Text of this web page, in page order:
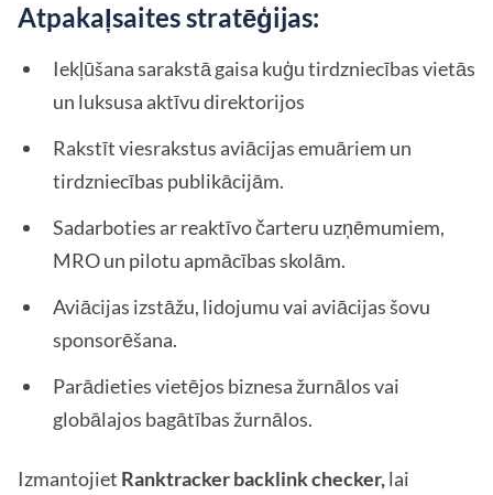
Atpakaļsaites stratēģijas:
Iekļūšana sarakstā gaisa kuģu tirdzniecības vietās
un luksusa aktīvu direktorijos
Rakstīt viesrakstus aviācijas emuāriem un
tirdzniecības publikācijām.
Sadarboties ar reaktīvo čarteru uzņēmumiem,
MRO un pilotu apmācības skolām.
Aviācijas izstāžu, lidojumu vai aviācijas šovu
sponsorēšana.
Parādieties vietējos biznesa žurnālos vai
globālajos bagātības žurnālos.
Izmantojiet Ranktracker backlink checker,lai